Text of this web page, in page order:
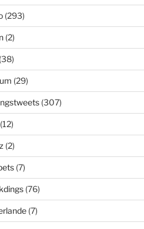
(293)
(2)
(29)
(307)
(12)
(2)
(7)
(76)
(7)